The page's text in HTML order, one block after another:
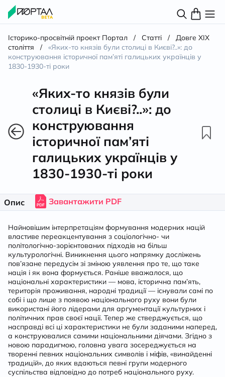
Історико-просвітній проект Портал / Статті /
Довге XIX
століття
/
«Яких-то князів були столиці в Києві?..»: до
конструювання історичної пам’яті галицьких українців у
1830-1930-ті роки
«Яких-то князів були
столиці в Києві?..»: до
конструювання
історичної пам’яті
галицьких українців у
1830-1930-ті роки
Опис Завантажити PDF
Найновішим інтерпретаціям формування модерних націй
властиве переакцентування з соціологічно- чи
політологічно-зорієнтованих підходів на більш
культурологічні. Виникнення цього напрямку досліжень
пов’язане передусім зі зміною уявлення про те, що таке
нація і як вона формується. Раніше вважалося, що
національні характеристики — мова, історична пам’ять,
територія проживання, народні традиції — існували самі по
собі і що лише з появою національного руху вони були
використані його лідерами для аргументації культурних і
політичних прав своєї нації. Тепер же стверджується, що
насправді всі ці характеристики не були заданими наперед,
а конструювалися самими національними діячами. Згідно з
новою парадигмою, головна увага зосереджується на
творенні певних національних символів і міфів, «винайденні
традицій», до яких вдаються певні групи модерного
суспільства відповідно до потреб національного руху.